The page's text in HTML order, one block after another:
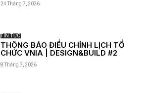
24 Tháng 7, 2026
TIN TỨC
THÔNG BÁO ĐIỀU CHỈNH LỊCH TỔ
CHỨC VNIA | DESIGN&BUILD #2
8 Tháng 7, 2026